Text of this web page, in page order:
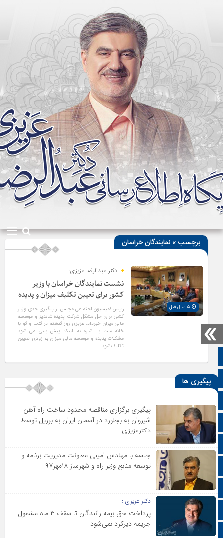
تالار گفتمان
سروش
ایتا
اینستاگرام
اطلاعات سایت
زبان انگلیسی
برچسب » نمایندگان خراسان
دکتر عبدالرضا عزیزی:
نشست نمایندگان خراسان با وزیر
کشور برای تعیین تکلیف میزان و پدیده
رییس کمیسیون اجتماعی مجلس از پیگیری جدی وزیر
کشور برای حل مشکل شرکت پدیده شاندیز و موسسه
مالی میزان خبرداد. عزیزی روز گذشته در گفت و گو با
خانه ملت با اشاره به اینکه پیش بینی می شود
مشکلات پدیده و موسسه مالی میزان به زودی تعیین
تکلیف شود.
پیگیری ها
پیگیری برگزاری مناقصه محدود ساخت راه آهن
شیروان به بجنورد در آسمان ایران به برزیل توسط
دکترعزیزی
جلسه با مهندس امینی معاونت مدیریت برنامه و
توسعه منابع وزیر راه و شهرساز ۱۸مهر۹۷
دکتر عزیزی :
پرداخت حق بیمه رانندگان تا سقف ۳ ماه مشمول
جریمه دیرکرد نمی‌شود